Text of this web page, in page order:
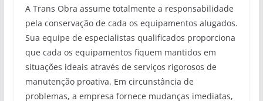
A Trans Obra assume totalmente a responsabilidade
pela conservação de cada os equipamentos alugados.
Sua equipe de especialistas qualificados proporciona
que cada os equipamentos fiquem mantidos em
situações ideais através de serviços rigorosos de
manutenção proativa. Em circunstância de
problemas, a empresa fornece mudanças imediatas,